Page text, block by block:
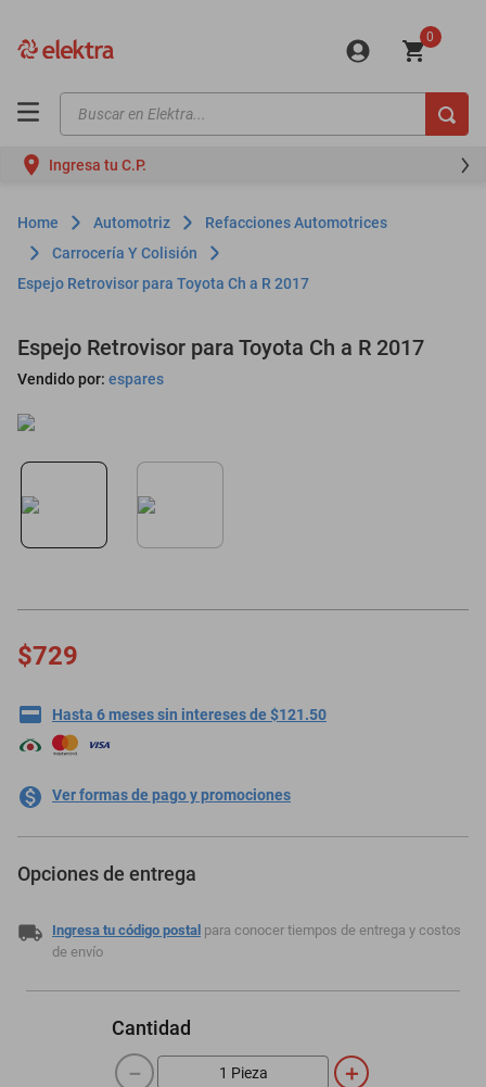
0
Buscar en Elektra...
Ingresa tu C.P.
Automotriz
Refacciones Automotrices
Carrocería Y Colisión
Espejo Retrovisor para Toyota Ch a R 2017
Espejo Retrovisor para Toyota Ch a R 2017
Vendido por: espares
$729
Hasta 6 meses sin intereses de $121.50
Ver formas de pago y promociones
Opciones de entrega
Ingresa tu código postal para conocer tiempos de entrega y costos
de envío
Cantidad
＋
－
motos
moto
celulares
iphones
motoneta